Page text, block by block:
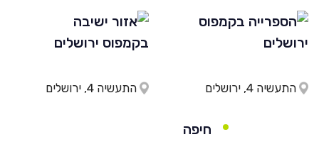
התעשיה 4, ירושלים התעשיה 4, ירושלים
חיפה